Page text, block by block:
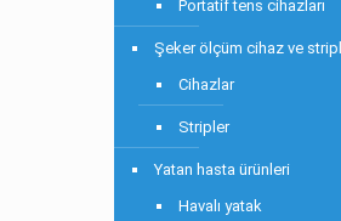
Portatif tens cihazları
Şeker ölçüm cihaz ve
Cihazlar
Stripler
Yatan hasta ürünleri
Havalı yatak